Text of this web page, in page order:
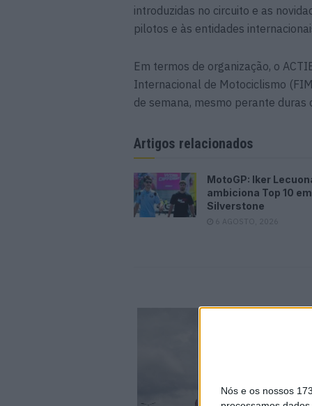
Nós e os nossos
introduzidas no circuito e as
pilotos e às entidades
Em termos de organização, o
Internacional de Motociclismo
de semana, mesmo perante duras
Artigos relacionados
MotoGP: Iker
ambiciona Top 10 em
Silverstone
6 AGOSTO, 2026